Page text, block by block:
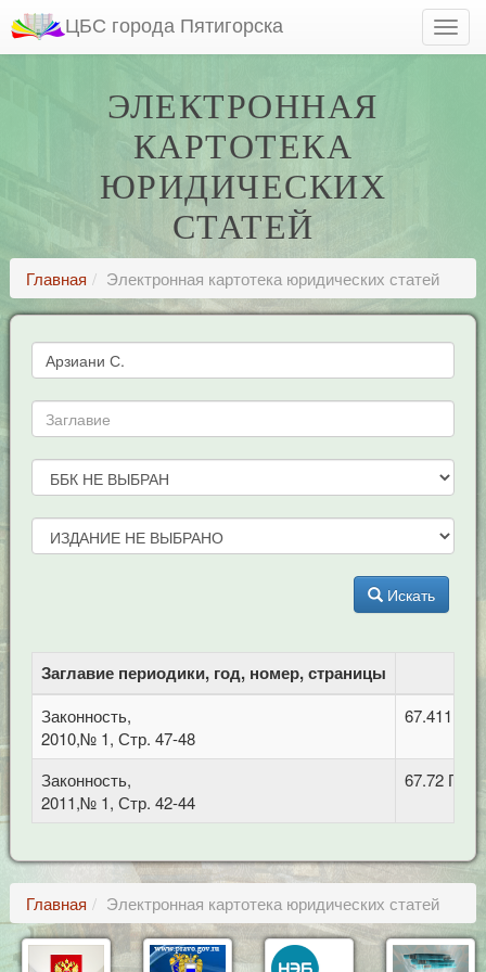
ЦБС города Пятигорска
ЭЛЕКТРОННАЯ
КАРТОТЕКА
ЮРИДИЧЕСКИХ
СТАТЕЙ
Главная Электронная картотека юридических статей
Искать
Заглавие периодики, год, номер, страницы
Законность,
2010,№ 1, Стр. 47-48
67.411
Законность,
2011,№ 1, Стр. 42-44
67.72
Главная Электронная картотека юридических статей